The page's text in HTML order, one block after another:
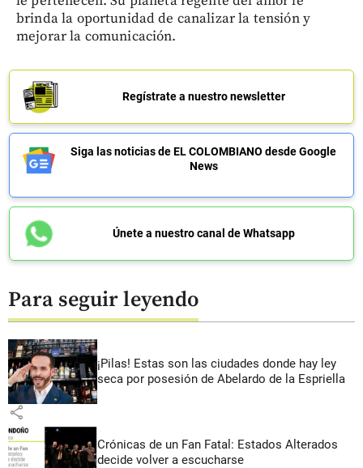
brinda la oportunidad de canalizar la tensión y
mejorar la comunicación.
Regístrate a nuestro newsletter
Siga las noticias de EL COLOMBIANO desde Google
News
Únete a nuestro canal de Whatsapp
Para seguir leyendo
¡Pilas! Estas son las ciudades donde hay ley
seca por posesión de Abelardo de la Espriella
share
Crónicas de un Fan Fatal: Estados Alterados
decide volver a escucharse